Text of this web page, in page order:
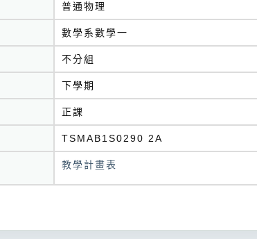
普通物理
數學系數學一
不分組
下學期
正課
TSMAB1S0290 2A
教學計畫表